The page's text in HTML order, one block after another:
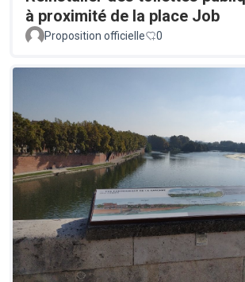
à proximité de la place Job
Proposition officielle 0